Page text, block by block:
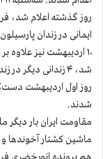
روز گذشته اعلام شد،
شدند.
مقاومت ایران بار دیگر
ماشین کشتار آخوندها و